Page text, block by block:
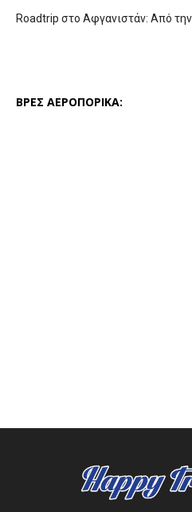
Roadtrip στο Αφγανιστάν: Από
ΒΡΕΣ ΑΕΡΟΠΟΡΙΚΑ: